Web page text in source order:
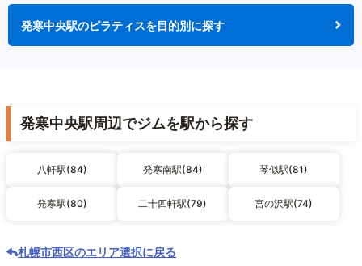
発寒中央駅のピラティスを目的別に探す
発寒中央駅周辺でジムを駅から探す
八軒駅(84) 発寒南駅(84) 琴似駅(81)
発寒駅(80) 二十四軒駅(79) 宮の沢駅(74)
札幌市西区のエリア選択に戻る